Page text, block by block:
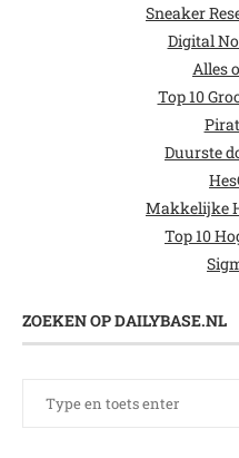
Sneaker
Digital
Alles
Top 10
Duurste
Makkelijke
Top 10
ZOEKEN OP DAILYBASE.NL